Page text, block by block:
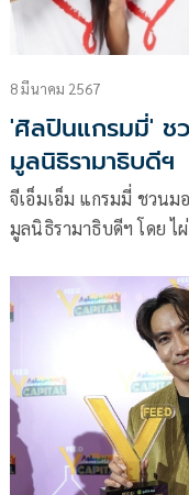
8 มีนาคม 2567
'ศิลปินแกรมมี่' ชวนสร้
มูลนิธิรามาธิบดีฯ
จีเอ็มเอ็ม แกรมมี่ ชวนม
มูลนิธิรามาธิบดีฯ โดย ไผ่ พงศธร , ต่าย อรทัย ศิลปินจี
ณัฐวรรธน์ นักแสดงสังกัด จีเอ็มเ
พรีเซ็นเตอร์ถ่ายทำสื่อ
แห่งการให้ สมทบทุนโครงการ รามา +1 เพิ่
ความหวัง โดย มูลนิธิรา